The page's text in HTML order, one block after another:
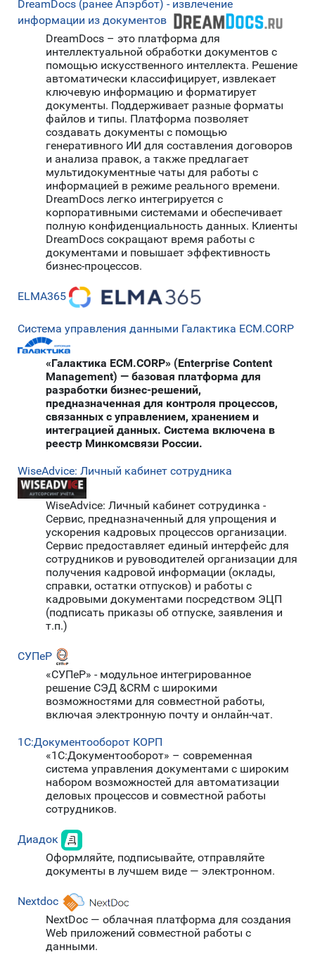
DreamDocs (ранее Апэрбот) - извлечение
информации из документов
DreamDocs – это платформа для
интеллектуальной обработки документов с
помощью искусственного интеллекта. Решение
автоматически классифицирует, извлекает
ключевую информацию и форматирует
документы. Поддерживает разные форматы
файлов и типы. Платформа позволяет
создавать документы с помощью
генеративного ИИ для составления договоров
и анализа правок, а также предлагает
мультидокументные чаты для работы с
информацией в режиме реального времени.
DreamDocs легко интегрируется с
корпоративными системами и обеспечивает
полную конфиденциальность данных. Клиенты
DreamDocs сокращают время работы с
документами и повышает эффективность
бизнес-процессов.
ELMA365
Система управления данными Галактика ECM.CORP
«Галактика ECM.CORP» (Enterprise Content
Management) — базовая платформа для
разработки бизнес-решений,
предназначенная для контроля процессов,
связанных с управлением, хранением и
интеграцией данных. Система включена в
реестр Минкомсвязи России.
WiseAdvice: Личный кабинет сотрудника
WiseAdvice: Личный кабинет сотрудинка -
Сервис, предназначенный для упрощения и
ускорения кадровых процессов организации.
Сервис предоставляет единый интерфейс для
сотрудников и рувоводителей организации для
получения кадровой информации (оклады,
справки, остатки отпусков) и работы с
кадровыми документами посредством ЭЦП
(подписать приказы об отпуске, заявления и
т.п.)
СУПеР
«СУПеР» - модульное интегрированное
решение СЭД &CRM с широкими
возможностями для совместной работы,
включая электронную почту и онлайн-чат.
1C:Документооборот КОРП
«1С:Документооборот» – современная
система управления документами с широким
набором возможностей для автоматизации
деловых процессов и совместной работы
сотрудников.
Диадок
Оформляйте, подписывайте, отправляйте
документы в лучшем виде — электронном.
Nextdoc
NextDoc — облачная платформа для создания
Web приложений совместной работы с
данными.